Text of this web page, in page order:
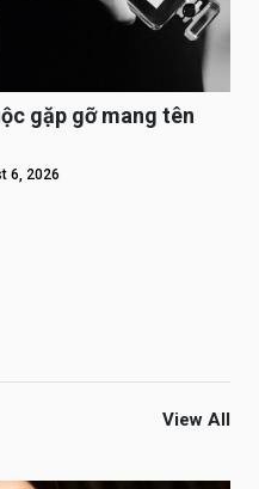
gặp gỡ mang tên
6, 2026
View All